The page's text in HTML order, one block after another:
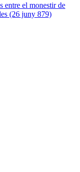
entre el monestir de
(26 juny 879)